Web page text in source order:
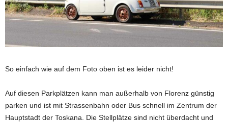
So einfach wie auf dem Foto oben ist es leider nicht!
Auf diesen Parkplätzen kann man außerhalb von Florenz günstig
parken und ist mit Strassenbahn oder Bus schnell im Zentrum der
Hauptstadt der Toskana. Die Stellplätze sind nicht überdacht und